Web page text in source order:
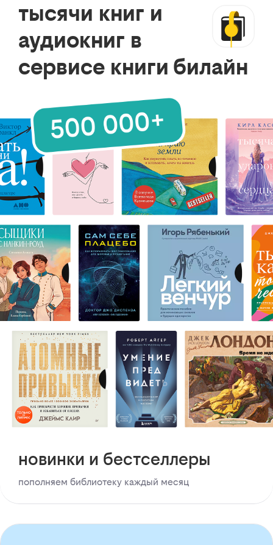
тысячи книг и
аудиокниг в
сервисе книги билайн
новинки и бестселлеры
пополняем библиотеку каждый месяц